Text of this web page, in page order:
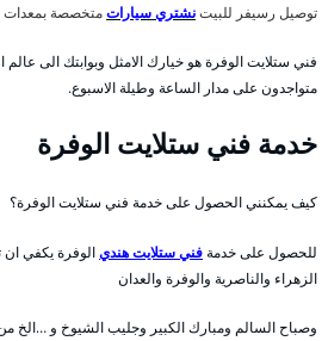
توصيل رسيفر للبيتنشتري سياراتمتخصصة بمعدات
فني ستلايت الوفرة هو خيارك الامثل وبوابتك الى عالم
متواجدون على مدار الساعة وطيلة الاسبوع.
خدمة فني ستلايت الوفرة
كيف يمكنني الحصول على خدمة فني ستلايت الوفرة؟
للحصول على خدمةفني ستلايت هنديالوفرة يكفي
الزهراء والناصرية والوفرة والعدان
وصباح السالم ومبارك الكبير وجليب الشيوخ و